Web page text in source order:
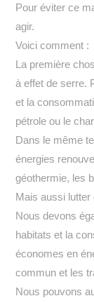
Pour éviter ce
agir.
Voici comment :
La première
à effet de serre.
et la
pétrole ou le
Dans le même
énergies
géothermie, les
Mais aussi lutter
Nous devons
habitats et la
économes en
commun et les
Nous pouvons